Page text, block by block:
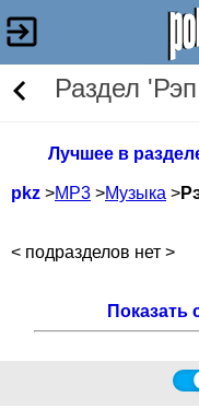
Раздел
Лучшее в
pkz >МР3 >Музыка >
< подразделов нет >
Показать